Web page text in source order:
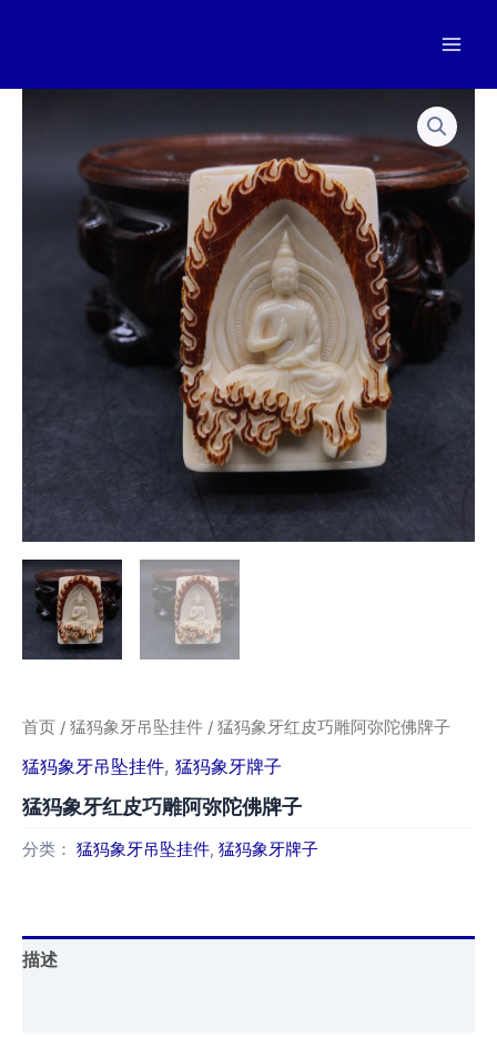
首页 / 猛犸象牙吊坠挂件 / 猛犸象牙红皮巧雕阿弥陀佛牌子
猛犸象牙吊坠挂件, 猛犸象牙牌子
猛犸象牙红皮巧雕阿弥陀佛牌子
分类： 猛犸象牙吊坠挂件, 猛犸象牙牌子
描述